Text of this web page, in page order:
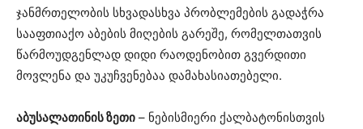
ჯანმრთელობის სხვადასხვა პრობლემების გადაჭრა
სააფთიაქო აბების მიღების გარეშე, რომელთათვის
წარმოუდგენლად დიდი რაოდენობით გვერდითი
მოვლენა და უკუჩვენებაა დამახასიათებელი.
აბუსალათინის ზეთი – ნებისმიერი ქალბატონისთვის